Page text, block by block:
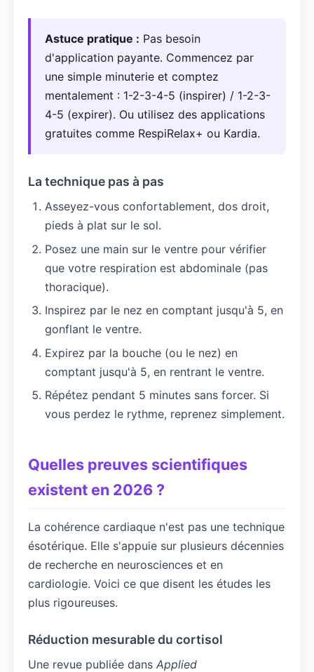
Astuce pratique : Pas besoin
d'application payante. Commencez par
une simple minuterie et comptez
mentalement : 1-2-3-4-5 (inspirer) / 1-2-3-
4-5 (expirer). Ou utilisez des applications
gratuites comme RespiRelax+ ou Kardia.
La technique pas à pas
Asseyez-vous confortablement, dos droit,
pieds à plat sur le sol.
Posez une main sur le ventre pour vérifier
que votre respiration est abdominale (pas
thoracique).
Inspirez par le nez en comptant jusqu'à 5, en
gonflant le ventre.
Expirez par la bouche (ou le nez) en
comptant jusqu'à 5, en rentrant le ventre.
Répétez pendant 5 minutes sans forcer. Si
vous perdez le rythme, reprenez simplement.
Quelles preuves scientifiques
existent en 2026 ?
La cohérence cardiaque n'est pas une technique
ésotérique. Elle s'appuie sur plusieurs décennies
de recherche en neurosciences et en
cardiologie. Voici ce que disent les études les
plus rigoureuses.
Réduction mesurable du cortisol
Une revue publiée dans Applied